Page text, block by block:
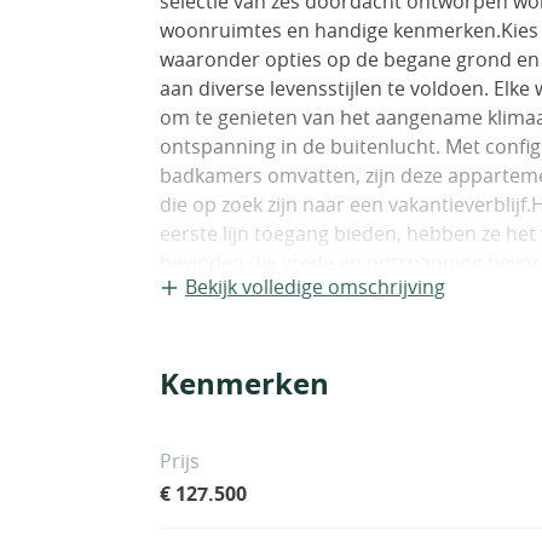
woonruimtes en handige
waaronder opties op de begane grond
aan diverse levensstijlen te voldoen.
om te genieten van het aangename
ontspanning in de buitenlucht. Met
badkamers omvatten, zijn deze
die op zoek zijn naar een
eerste lijn toegang bieden, hebben ze
voegen een vleugje elegantie en
woonervaring verder willen aanpassen,
persoonlijke comfortvoorkeuren.Hoewel
voorzieningen zoals zwembaden of
Bekijk volledige omschrijving
Kenmerken
Prijs
€ 127.500